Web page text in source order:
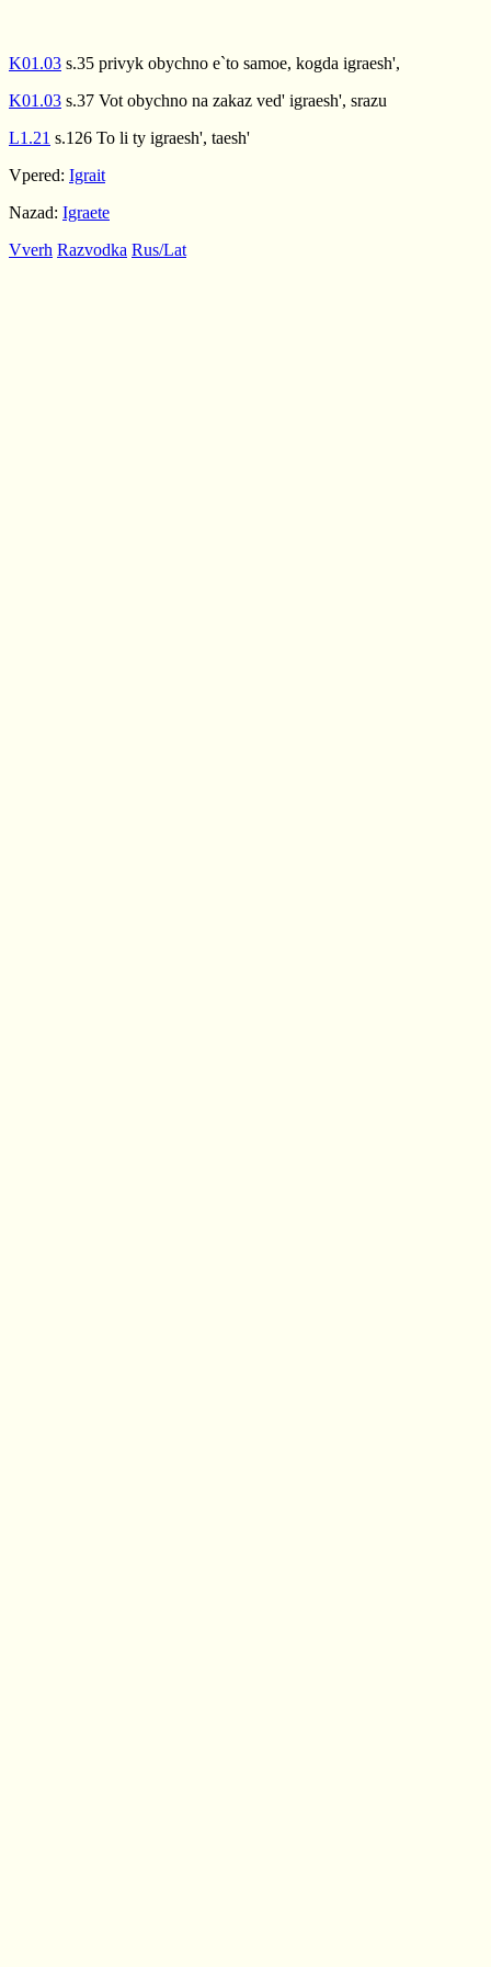
K01.03 s.35 privyk obychno e`to samoe, kogda igraesh',
K01.03 s.37 Vot obychno na zakaz ved' igraesh', srazu
L1.21 s.126 To li ty igraesh', taesh'
Vpered: Igrait
Nazad: Igraete
Vverh Razvodka Rus/Lat